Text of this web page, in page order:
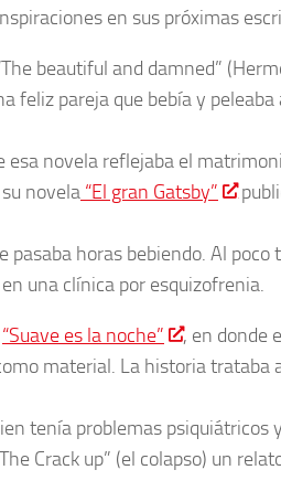
en sus próximas
beautiful and damned”
feliz pareja que bebía y peleaba
esa novela reflejaba el
novela “El gran Gatsby”
horas bebiendo. Al poco
una clínica por esquizofrenia.
“Suave es la noche”
, en donde
material. La historia trataba
tenía problemas psiquiátricos
Crack up” (el colapso) un